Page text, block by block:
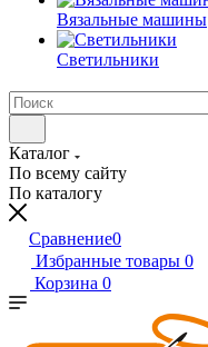
Вязальные машины
Светильники
Каталог
По всему сайту
По каталогу
Сравнение0
Избранные товары 0
Корзина 0